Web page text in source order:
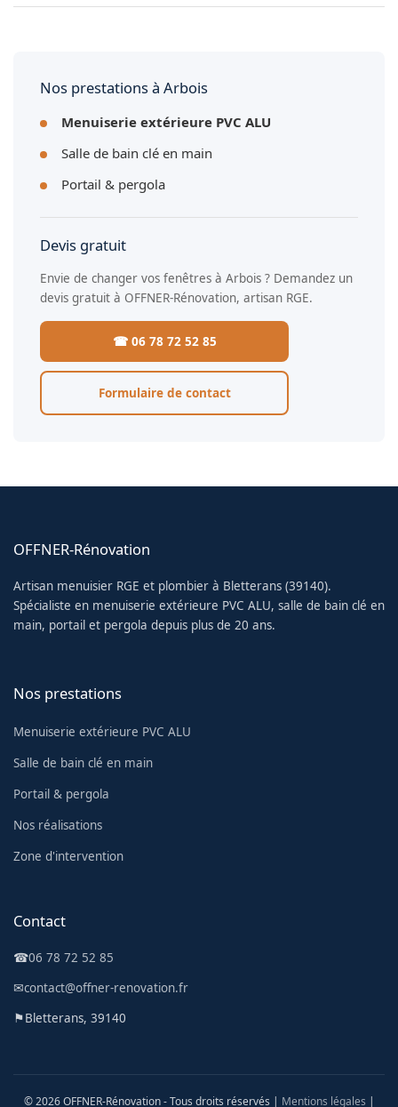
vous accompagnons dans les démarches.
Nos prestations à Arbois
Menuiserie extérieure PVC ALU
Salle de bain clé en main
Portail & pergola
Devis gratuit
Envie de changer vos fenêtres à Arbois ? Demandez un
devis gratuit à OFFNER-Rénovation, artisan RGE.
☎ 06 78 72 52 85
Formulaire de contact
OFFNER-Rénovation
Artisan menuisier RGE et plombier à Bletterans (39140).
Spécialiste en menuiserie extérieure PVC ALU, salle de bain clé en
main, portail et pergola depuis plus de 20 ans.
Nos prestations
Menuiserie extérieure PVC ALU
Salle de bain clé en main
Portail & pergola
Nos réalisations
Zone d'intervention
Contact
☎06 78 72 52 85
✉contact@offner-renovation.fr
⚑Bletterans, 39140
© 2026 OFFNER-Rénovation - Tous droits réservés | Mentions légales |